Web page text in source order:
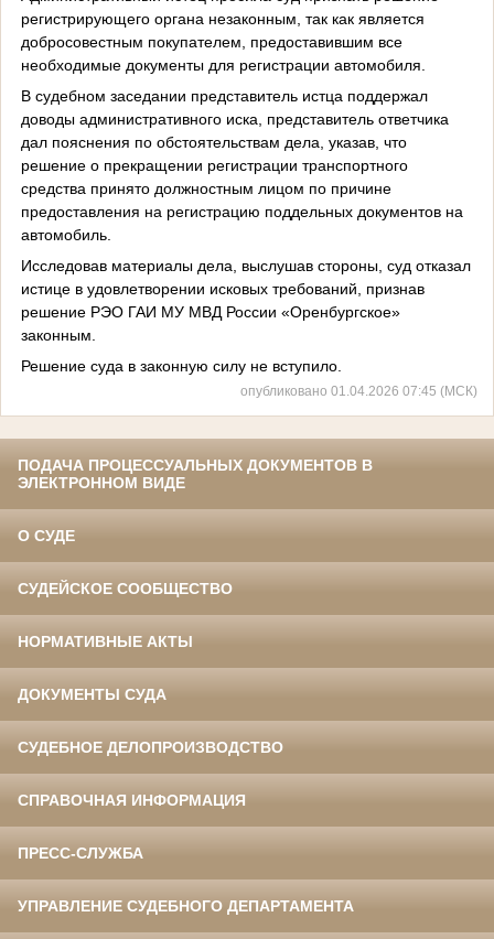
регистрирующего органа незаконным, так как является
добросовестным покупателем, предоставившим все
необходимые документы для регистрации автомобиля.
В судебном заседании представитель истца поддержал
доводы административного иска, представитель ответчика
дал пояснения по обстоятельствам дела, указав, что
решение о прекращении регистрации транспортного
средства принято должностным лицом по причине
предоставления на регистрацию поддельных документов на
автомобиль.
Исследовав материалы дела, выслушав стороны, суд отказал
истице в удовлетворении исковых требований, признав
решение РЭО ГАИ МУ МВД России «Оренбургское»
законным.
Решение суда в законную силу не вступило.
опубликовано 01.04.2026 07:45 (МСК)
ПОДАЧА ПРОЦЕССУАЛЬНЫХ ДОКУМЕНТОВ В
ЭЛЕКТРОННОМ ВИДЕ
О СУДЕ
СУДЕЙСКОЕ СООБЩЕСТВО
НОРМАТИВНЫЕ АКТЫ
ДОКУМЕНТЫ СУДА
СУДЕБНОЕ ДЕЛОПРОИЗВОДСТВО
СПРАВОЧНАЯ ИНФОРМАЦИЯ
ПРЕСС-СЛУЖБА
УПРАВЛЕНИЕ СУДЕБНОГО ДЕПАРТАМЕНТА